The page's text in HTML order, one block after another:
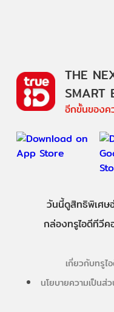
THE
SMART
อีกขั้นของค
วันนี้ดูสิทธิพิเศษ
กล่องทรูไอดีทีวีค
เกี่ยวกับทรูไ
นโยบายความเป็นส่